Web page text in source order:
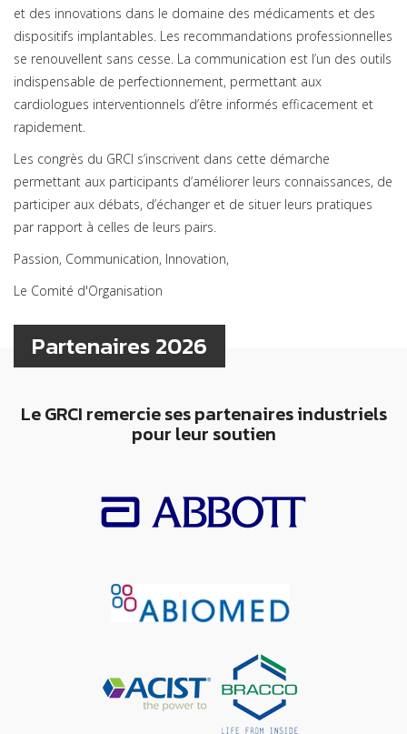
et des innovations dans le domaine des médicaments et des
dispositifs implantables. Les recommandations professionnelles
se renouvellent sans cesse. La communication est l’un des outils
indispensable de perfectionnement, permettant aux
cardiologues interventionnels d’être informés efficacement et
rapidement.
Les congrès du GRCI s’inscrivent dans cette démarche
permettant aux participants d’améliorer leurs connaissances, de
participer aux débats, d’échanger et de situer leurs pratiques
par rapport à celles de leurs pairs.
Passion, Communication, Innovation,
Le Comité d'Organisation
Partenaires 2026
Le GRCI remercie ses partenaires industriels
pour leur soutien